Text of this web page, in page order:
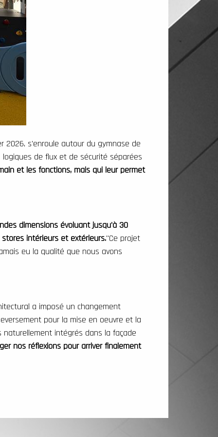
2026, s'enroule autour du gymnase de
de flux et de sécurité séparées
et les fonctions, mais qui leur permet
dimensions évoluant jusqu'à 30
intérieurs et extérieurs."Ce projet
eu la qualité que nous avons
a imposé un changement
pour la mise en oeuvre et la
intégrés dans la façade
nos réflexions pour arriver finalement